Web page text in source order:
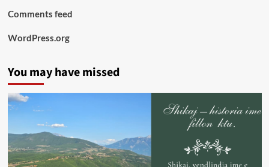
Comments feed
WordPress.org
You may have missed